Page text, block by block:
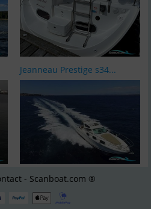
Jeanneau Prestige s34...
- Scanboat.com ®